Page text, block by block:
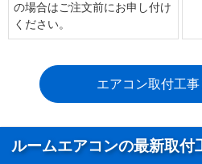
の場合はご注文前にお申し付け
ください。
エアコン取付工
ルームエアコンの最新取付